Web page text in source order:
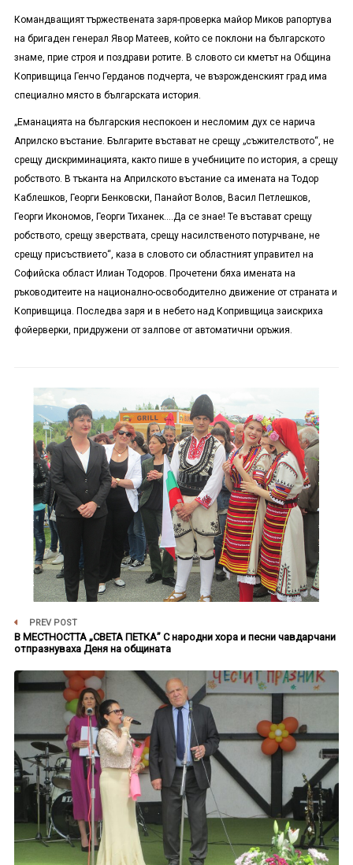
Командващият тържествената заря-проверка майор Миков рапортува
на бригаден генерал Явор Матеев, който се поклони на българското
знаме, прие строя и поздрави ротите. В словото си кметът на Община
Копривщица Генчо Герданов подчерта, че възрожденският град има
специално място в българската история.
„Еманацията на българския неспокоен и несломим дух се нарича
Априлско въстание. Българите въстават не срещу „съжителството“, не
срещу дискриминацията, както пише в учебниците по история, а срещу
робството. В тъканта на Априлското въстание са имената на Тодор
Каблешков, Георги Бенковски, Панайот Волов, Васил Петлешков,
Георги Икономов, Георги Тиханек….Да се знае! Те въстават срещу
робството, срещу зверствата, срещу насилственото потурчване, не
срещу присъствието“, каза в словото си областният управител на
Софийска област Илиан Тодоров. Прочетени бяха имената на
ръководитеите на национално-освободително движение от страната и
Копривщица. Последва заря и в небето над Копривщица заискриха
фойерверки, придружени от залпове от автоматични оръжия.
PREV POST
В МЕСТНОСТТА „СВЕТА ПЕТКА” С народни хора и песни чавдарчани
отпразнуваха Деня на общината